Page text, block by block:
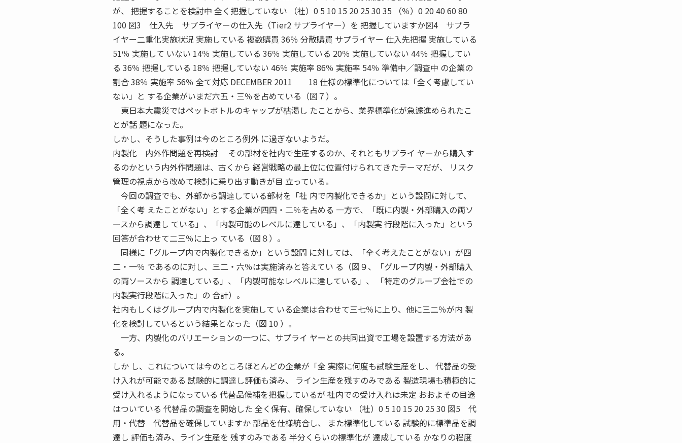
が、 把握することを検討中 全く把握していない （社）0 5 10 15 20 25 30 35 （％）0 20 40 60 80
100 図3 仕入先 サプライヤーの仕入先（Tier2 サプライヤー）を 把握していますか図4 サプラ
イヤー二重化実施状況 実施している 複数購買 36％ 分散購買 サプライヤー 仕入先把握 実施している
51％ 実施して いない 14％ 実施している 36％ 実施している 20％ 実施していない 44％ 把握してい
る 36％ 把握している 18％ 把握していない 46％ 実施率 86％ 実施率 54％ 準備中／調査中 の企業の
割合 38％ 実施率 56％ 全て対応 DECEMBER 2011 18 仕様の標準化については「全く考慮してい
ない」と する企業がいまだ六五・三％を占めている（図７）。
東日本大震災ではペットボトルのキャップが枯渇し たことから、業界標準化が急遽進められたこ
とが話 題になった。
しかし、そうした事例は今のところ例外 に過ぎないようだ。
内製化 内外作問題を再検討 その部材を社内で生産するのか、それともサプライ ヤーから購入す
るのかという内外作問題は、古くから 経営戦略の最上位に位置付けられてきたテーマだが、 リスク
管理の視点から改めて検討に乗り出す動きが目 立っている。
今回の調査でも、外部から調達している部材を「社 内で内製化できるか」という設問に対して、
「全く考 えたことがない」とする企業が四四・二％を占める 一方で、「既に内製・外部購入の両ソ
ースから調達し ている」、「内製可能のレベルに達している」、「内製実 行段階に入った」という
回答が合わせて二三％に上っ ている（図８）。
同様に「グループ内で内製化できるか」という設問 に対しては、「全く考えたことがない」が四
二・一％ であるのに対し、三二・六％は実施済みと答えてい る（図９、「グループ内製・外部購入
の両ソースから 調達している」、「内製可能なレベルに達している」、 「特定のグループ会社での
内製実行段階に入った」の 合計）。
社内もしくはグループ内で内製化を実施して いる企業は合わせて三七％に上り、他に三二％が内 製
化を検討しているという結果となった（図 10 ）。
一方、内製化のバリエーションの一つに、サプライ ヤーとの共同出資で工場を設置する方法があ
る。
しか し、これについては今のところほとんどの企業が「全 実際に何度も試験生産をし、 代替品の受
け入れが可能である 試験的に調達し評価も済み、 ライン生産を残すのみである 製造現場も積極的に
受け入れるようになっている 代替品候補を把握しているが 社内での受け入れは未定 おおよその目途
はついている 代替品の調査を開始した 全く保有、確保していない （社）0 5 10 15 20 25 30 図5 代
用・代替 代替品を確保していますか 部品を仕様統合し、 また標準化している 試験的に標準品を調
達し 評価も済み、ライン生産を 残すのみである 半分くらいの標準化が 達成している かなりの程度